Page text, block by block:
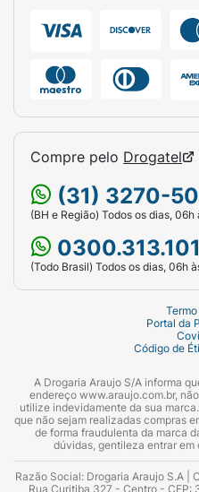
Compre pelo Drogatel
(31) 3270-
(BH e Região) Todos os dias, 06h
(Todo Brasil) Todos os dias, 06h
Portal da
Código de
A Drogaria Araujo S/A informa
endereço www.araujo.com.br,
utilize indevidamente da sua
que não sejam realizadas compras
de forma fraudulenta da marca
dúvidas, gentileza entrar
Razão Social: Drogaria Araujo S.A |
Rua Curitiba 327 - Centro - CEP: